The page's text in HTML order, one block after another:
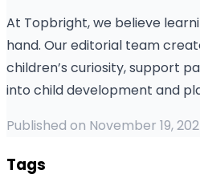
At Topbright, we believe
hand. Our editorial team
children’s curiosity, support
into child development and
Published on November 19,
Tags